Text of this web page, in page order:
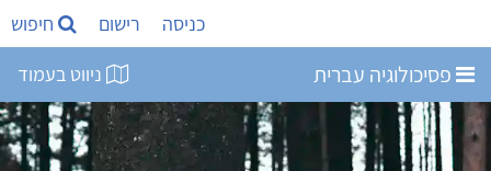
כניסה רישום חיפוש
פסיכולוגיה עברית ניווט בעמוד